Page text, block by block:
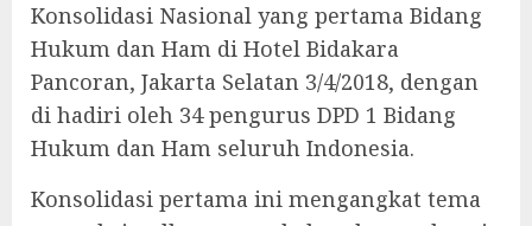
Konsolidasi Nasional yang pertama Bidang
Hukum dan Ham di Hotel Bidakara
Pancoran, Jakarta Selatan 3/4/2018, dengan
di hadiri oleh 34 pengurus DPD 1 Bidang
Hukum dan Ham seluruh Indonesia.
Konsolidasi pertama ini mengangkat tema